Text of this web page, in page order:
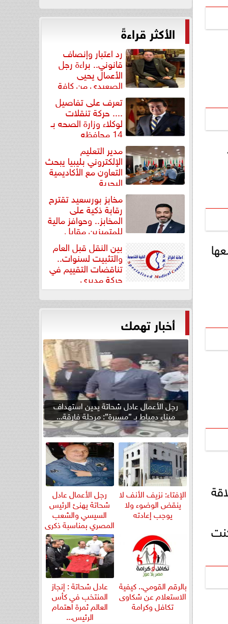
الأكثر قراءةً
رد اعتبار وإنصاف
قانوني.. براءة رجل
الأعمال يحيى
الصعيدي من كافة
التهم... تعرف على تفاصيل
.... حركة تنقلات
لوكلاء وزارة الصحه بـ
14 محافظه
مدير التعليم
الإلكتروني بليبيا يبحث
التعاون مع الأكاديمية
البحرية
مخابز بورسعيد تقترح
رقابة ذكية على
المخابز.. وحوافز مالية
للمتميزين مقابل
بين النقل قبل العام
والتثبيت لسنوات..
تناقضات التقييم في
حركة مديري
”مستشفيات...
أخبار تهمك
رجل الأعمال عادل شحاتة يدين استهداف
ميناء دمياط بـ ”مسيرة”: مرحلة فارقة...
الإفتاء: نزيف الأنف لا
ينقض الوضوء ولا
يوجب إعادته
رجل الأعمال عادل
شحاتة يهنئ الرئيس
السيسي والشعب
المصري بمناسبة ذكرى
ثورة...
بالرقم القومي.. كيفية
الاستعلام عن شكاوى
تكافل وكرامة
عادل شحاتة : إنجاز
المنتخب في كأس
العالم ثمرة اهتمام
الرئيس...